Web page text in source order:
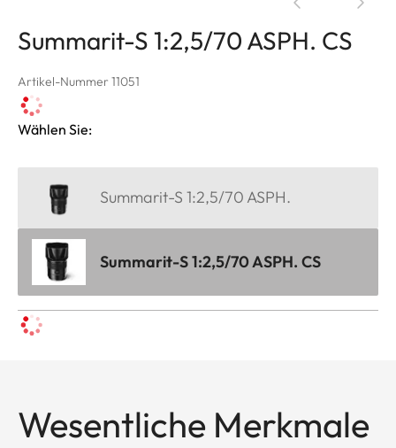
Summarit-S 1:2,5/70 ASPH. CS
Artikel-Nummer 11051
Wählen Sie:
Summarit-S 1:2,5/70 ASPH.
Summarit-S 1:2,5/70 ASPH. CS
Wesentliche Merkmale